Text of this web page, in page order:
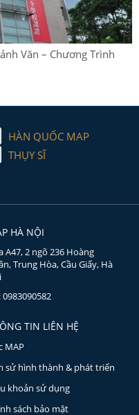
Văn – Chương Trình
HÀN QUỐC MAP
THỤY SĨ
HÀ NỘI
A47, 2 ngõ 236 Hoàng
Trung Hòa, Cầu Giấy, Hà
0983090582
TIN LIÊN HỆ
MAP
sử hình thành & phát triển
khoản sử dụng
sách bảo mật